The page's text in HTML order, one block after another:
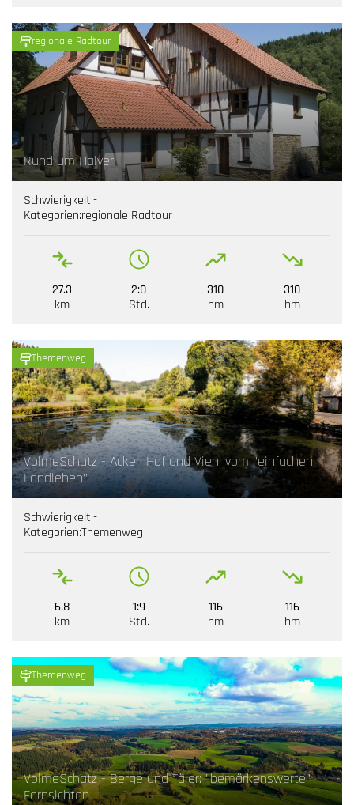
regionale Radtour
Rund um Halver
Schwierigkeit:-
Kategorien:regionale Radtour
27.3
km
2:0
Std.
310
hm
310
hm
Themenweg
VolmeSchatz - Acker, Hof und Vieh: vom "einfachen
Landleben"
Schwierigkeit:-
Kategorien:Themenweg
6.8
km
1:9
Std.
116
hm
116
hm
Themenweg
VolmeSchatz - Berge und Täler: "bemärkenswerte"
Fernsichten